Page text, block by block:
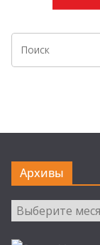
Архивы
Архивы